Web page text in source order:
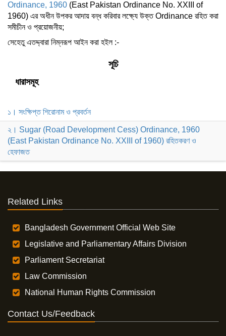
Ordinance, 1960 (East Pakistan Ordinance No. XXIII of
1960) এর অধীন উপকর আদায় বন্ধ করিবার লক্ষ্যে উক্ত Ordinance রহিত করা
সমীচীন ও প্রয়োজনীয়;
সেহেতু এতদ্দ্বারা নিম্নরূপ আইন করা হইল :-
সূচি
ধারাসমূহ
১। সংক্ষিপ্ত শিরোনাম ও প্রবর্তন
২। Sugar (Road Development Cess) Ordinance, 1960
(East Pakistan Ordinance No. XXIII of 1960) রহিতকরণ ও
হেফাজত
Related Links
Bangladesh Government Official Web Site
Legislative and Parliamentary Affairs Division
Parliament Secretariat
Law Commission
National Human Rights Commission
Contact Us/Feedback